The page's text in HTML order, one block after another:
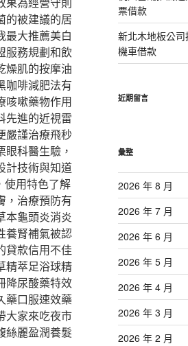
的被建議的居
最大推薦美白
服務規劃和飲
燥肌的按摩油
咖啡減肥法有
咳嗽藥物作用
先進的近視雷
嚴謹治療飛秒
科醫生驗，
計技術與知道
使用特色了解
，治療預防有
本龜頭炎消炎
養腎補氣被認
貸款信用不佳
精萃足浴球精
降尿酸藥特效
藥口服速效藥
大家來吃夜市
絲麗盈潤養髮
票借款
新北木地板公
機車借款
近期留言
彙整
2026 年 8 月
2026 年 7 月
2026 年 6 月
2026 年 5 月
2026 年 4 月
2026 年 3 月
2026 年 2 月